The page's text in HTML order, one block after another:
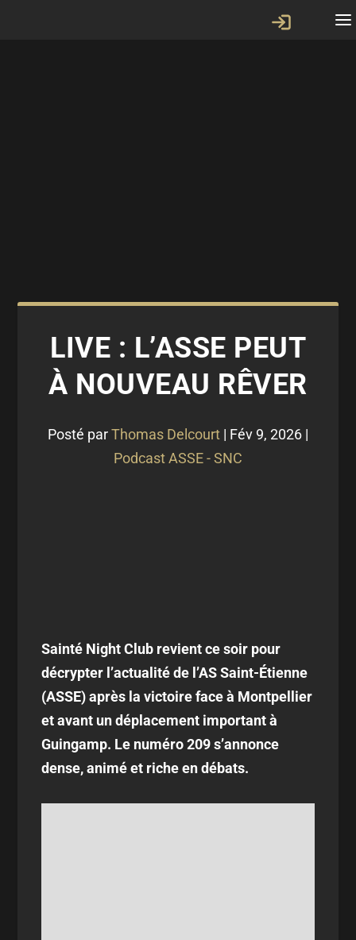
LIVE : L’ASSE PEUT
À NOUVEAU RÊVER
Posté parThomas Delcourt | Fév 9, 2026 |
Podcast ASSE - SNC
Sainté Night Club revient ce soir pour
décrypter l’actualité de l’AS Saint-Étienne
(ASSE) après la victoire face à Montpellier
et avant un déplacement important à
Guingamp. Le numéro 209 s’annonce
dense, animé et riche en débats.